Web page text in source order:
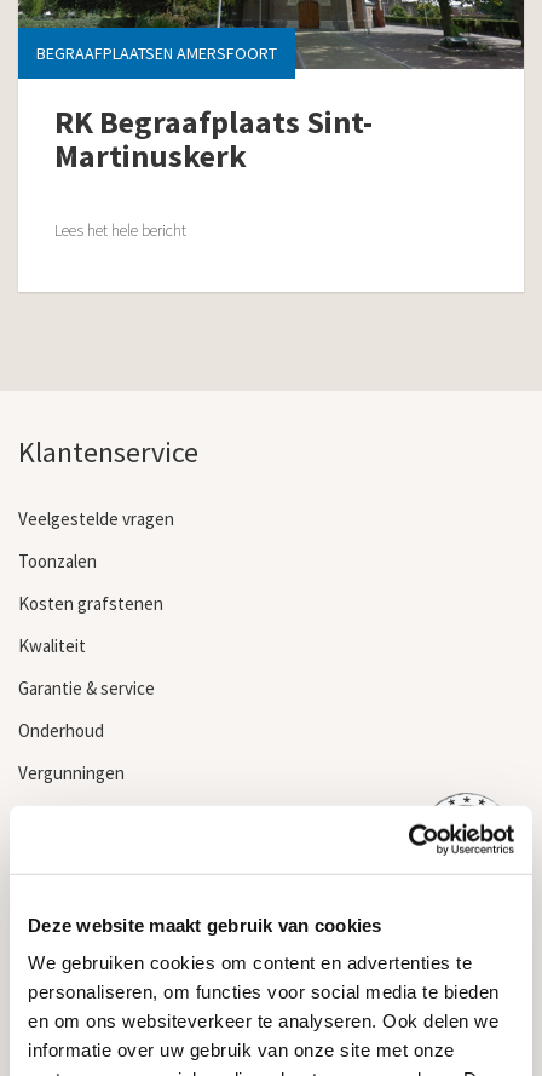
Deze website maakt gebruik van cookies
We gebruiken cookies om content en advertenties te
personaliseren, om functies voor social media te bieden
en om ons websiteverkeer te analyseren. Ook delen we
informatie over uw gebruik van onze site met onze
BEGRAAFPLAATSEN AMERSFOORT
RK Begraafplaats Sint-
Martinuskerk
Lees het hele bericht
Klantenservice
Veelgestelde vragen
Toonzalen
Kosten grafstenen
Kwaliteit
Garantie & service
Onderhoud
Vergunningen
Grafsteen kopen
Informatie
Algemene voorwaarden
Privacyverklaring & cookiebeleid
Garantievoorwaarden